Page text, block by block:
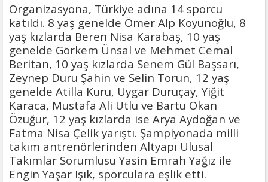
Organizasyona, Türkiye adına 14 sporcu
katıldı. 8 yaş genelde Ömer Alp Koyunoğlu, 8
yaş kızlarda Beren Nisa Karabaş, 10 yaş
genelde Görkem Ünsal ve Mehmet Cemal
Beritan, 10 yaş kızlarda Senem Gül Başsarı,
Zeynep Duru Şahin ve Selin Torun, 12 yaş
genelde Atilla Kuru, Uygar Duruçay, Yiğit
Karaca, Mustafa Ali Utlu ve Bartu Okan
Özuğur, 12 yaş kızlarda ise Arya Aydoğan ve
Fatma Nisa Çelik yarıştı. Şampiyonada milli
takım antrenörlerinden Altyapı Ulusal
Takımlar Sorumlusu Yasin Emrah Yağız ile
Engin Yaşar Işık, sporculara eşlik etti.